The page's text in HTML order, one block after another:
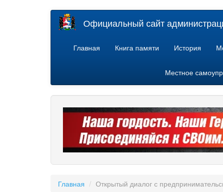
Официальный сайт
Главная Книга памяти История
Местное
Главная Открытый диалог с